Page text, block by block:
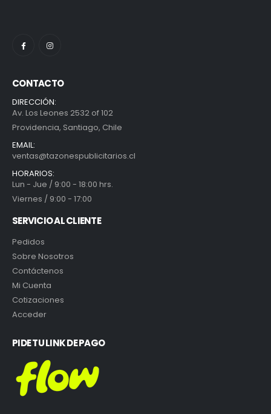
CONTACTO
DIRECCIÓN:
Av. Los Leones 2532 of 102
Providencia, Santiago, Chile
EMAIL:
ventas@tazonespublicitarios.cl
HORARIOS:
Lun - Jue / 9:00 - 18:00 hrs.
Viernes / 9:00 - 17:00
SERVICIO AL CLIENTE
Pedidos
Sobre Nosotros
Contáctenos
Mi Cuenta
Cotizaciones
Acceder
PIDE TU LINK DE PAGO